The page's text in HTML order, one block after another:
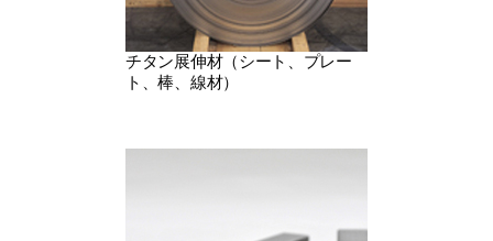
チタン展伸材（シート、プレー
ト、棒、線材）